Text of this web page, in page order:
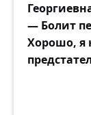
— Болит
Хорошо, я